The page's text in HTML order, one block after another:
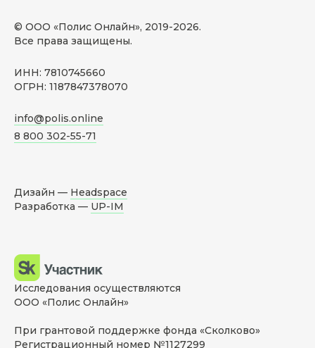
© ООО «Полис Онлайн», 2019-2026.
Все права защищены.
ИНН: 7810745660
ОГРН: 1187847378070
info@polis.online
8 800 302-55-71
Дизайн — Headspace
Разработка — UP-IM
Исследования осуществляются
ООО «Полис Онлайн»
При грантовой поддержке фонда «Сколково»
Регистрационный номер №1127299